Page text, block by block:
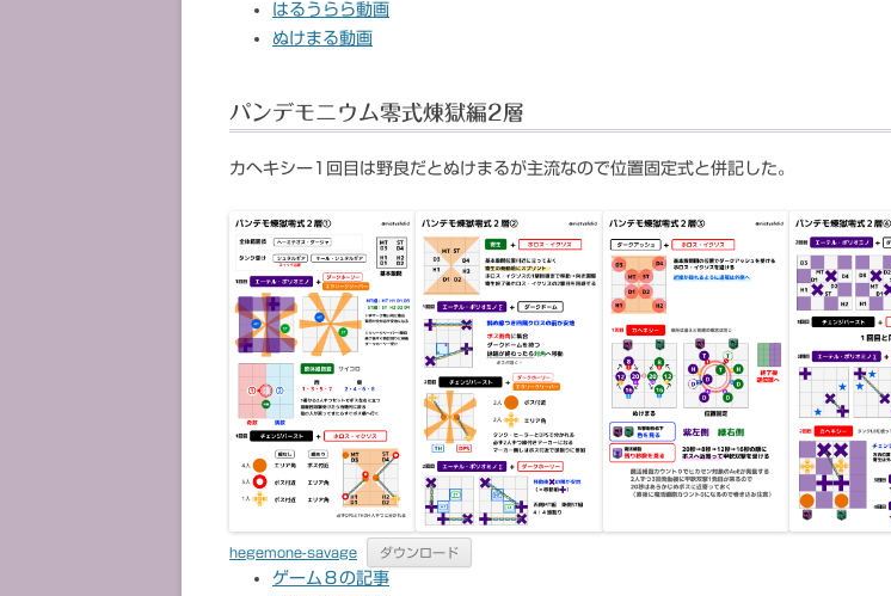
はるうらら動画
ぬけまる動画
パンデモニウム零式煉獄編2層
カヘキシー1回目は野良だとぬけまるが主流なので位置固定式と併記した。
hegemone-savage ダウンロード
ゲーム８の記事